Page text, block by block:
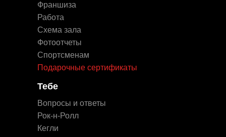
Работа
Кегли
Спортсменам
Фотоотчеты
Рок-н-Ролл
Схема зала
Франшиза
Подарочные сертификаты
Вопросы и ответы
Тебе